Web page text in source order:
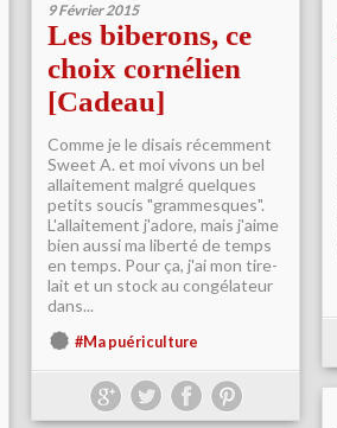
9 Février 2015
Les biberons, ce
choix cornélien
[Cadeau]
Comme je le disais récemment
Sweet A. et moi vivons un bel
allaitement malgré quelques
petits soucis "grammesques".
L'allaitement j'adore, mais j'aime
bien aussi ma liberté de temps
en temps. Pour ça, j'ai mon tire-
lait et un stock au congélateur
dans...
#Ma puériculture